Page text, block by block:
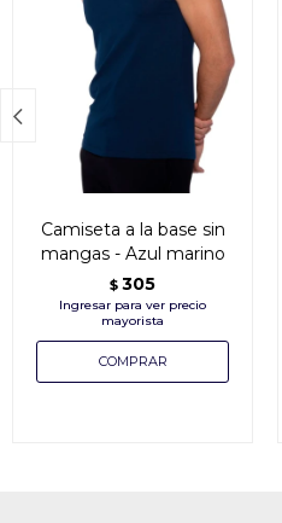
Camiseta a la base sin
mangas - Azul marino
$ 305
